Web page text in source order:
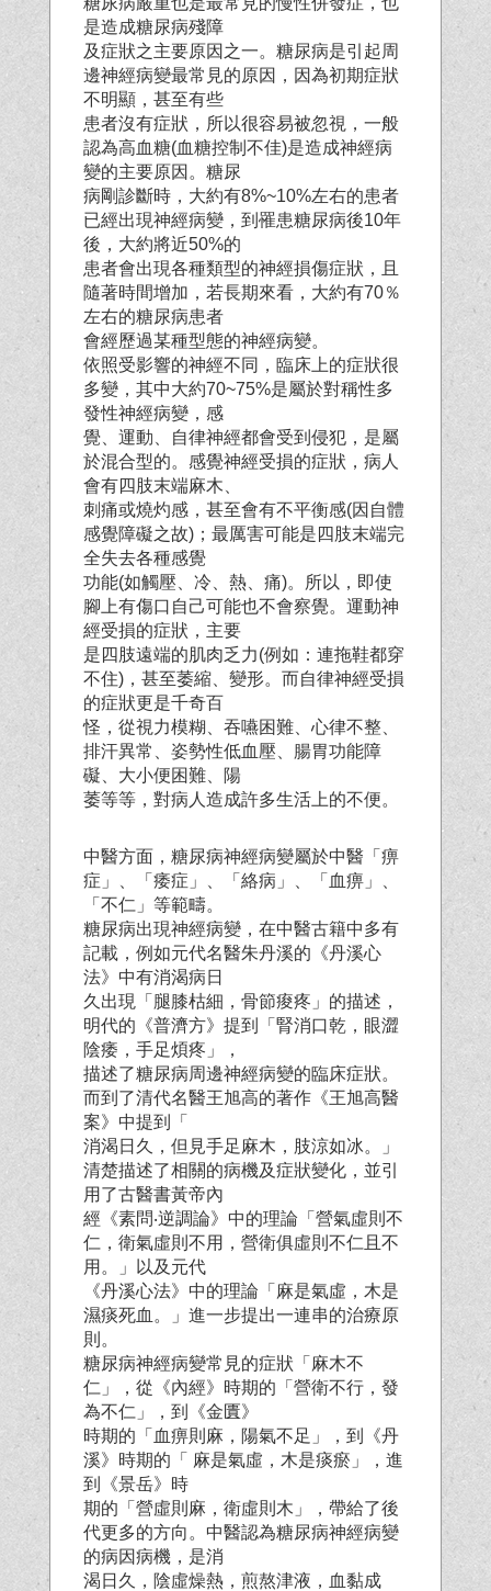
是造成糖尿病殘障
及症狀之主要原因之一。糖尿病是引起周
邊神經病變最常見的原因，因為初期症狀
不明顯，甚至有些
患者沒有症狀，所以很容易被忽視，一般
認為高血糖(血糖控制不佳)是造成神經病
變的主要原因。糖尿
病剛診斷時，大約有8%~10%左右的患者
已經出現神經病變，到罹患糖尿病後10年
後，大約將近50%的
患者會出現各種類型的神經損傷症狀，且
隨著時間增加，若長期來看，大約有70％
左右的糖尿病患者
會經歷過某種型態的神經病變。
依照受影響的神經不同，臨床上的症狀很
多變，其中大約70~75%是屬於對稱性多
發性神經病變，感
覺、運動、自律神經都會受到侵犯，是屬
於混合型的。感覺神經受損的症狀，病人
會有四肢末端麻木、
刺痛或燒灼感，甚至會有不平衡感(因自體
感覺障礙之故)；最厲害可能是四肢末端完
全失去各種感覺
功能(如觸壓、冷、熱、痛)。所以，即使
腳上有傷口自己可能也不會察覺。運動神
經受損的症狀，主要
是四肢遠端的肌肉乏力(例如：連拖鞋都穿
不住)，甚至萎縮、變形。而自律神經受損
的症狀更是千奇百
怪，從視力模糊、吞嚥困難、心律不整、
排汗異常、姿勢性低血壓、腸胃功能障
礙、大小便困難、陽
萎等等，對病人造成許多生活上的不便。
中醫方面，糖尿病神經病變屬於中醫「痹
症」、「痿症」、「絡病」、「血痹」、
「不仁」等範疇。
糖尿病出現神經病變，在中醫古籍中多有
記載，例如元代名醫朱丹溪的《丹溪心
法》中有消渴病日
久出現「腿膝枯細，骨節痠疼」的描述，
明代的《普濟方》提到「腎消口乾，眼澀
陰痿，手足煩疼」，
描述了糖尿病周邊神經病變的臨床症狀。
而到了清代名醫王旭高的著作《王旭高醫
案》中提到「
消渴日久，但見手足麻木，肢涼如冰。」
清楚描述了相關的病機及症狀變化，並引
用了古醫書黃帝內
經《素問‧逆調論》中的理論「營氣虛則不
仁，衛氣虛則不用，營衛俱虛則不仁且不
用。」以及元代
《丹溪心法》中的理論「麻是氣虛，木是
濕痰死血。」進一步提出一連串的治療原
則。
糖尿病神經病變常見的症狀「麻木不
仁」，從《內經》時期的「營衛不行，發
為不仁」，到《金匱》
時期的「血痹則麻，陽氣不足」，到《丹
溪》時期的「 麻是氣虛，木是痰瘀」，進
到《景岳》時
期的「營虛則麻，衛虛則木」，帶給了後
代更多的方向。中醫認為糖尿病神經病變
的病因病機，是消
渴日久，陰虛燥熱，煎熬津液，血黏成